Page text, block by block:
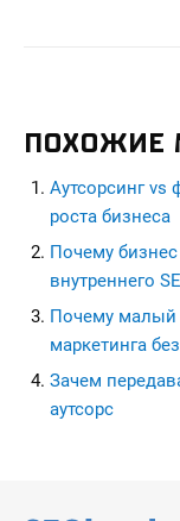
ПОХОЖИЕ
Аутсорсинг vs
роста бизнеса
Почему
внутреннего
Почему малый
маркетинга
Зачем
аутсорс